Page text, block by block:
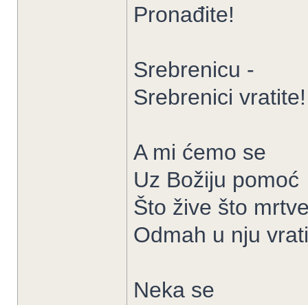
Pronađite!
Srebrenicu -
Srebrenici vratite!
A mi ćemo se
Uz Božiju pomoć
Što žive što
Odmah u nju
Neka se